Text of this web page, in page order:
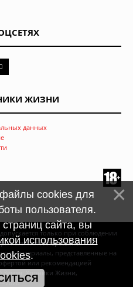
ЖИЗНИ
данных
только при соблюдении
наличиигиперссылки
материалы, представленные на
или рекомендацией
Хроники Жизни,
файлы cookies для
пользователя.
сайта, вы
использования
.